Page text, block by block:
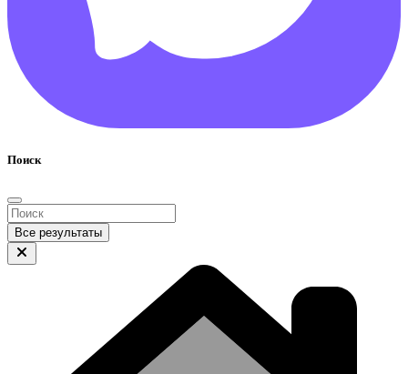
Поиск
Все результаты